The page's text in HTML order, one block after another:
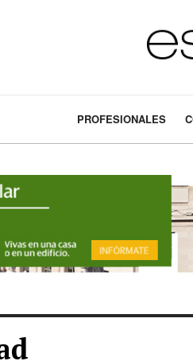
PROFESIONALES